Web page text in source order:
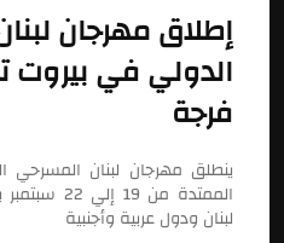
إطلاق مهرجان
الدولي في بيروت
فرجة
ينطلق مهرجان لبنان
الممتدة
لبنان ودول عربية وأجنبية